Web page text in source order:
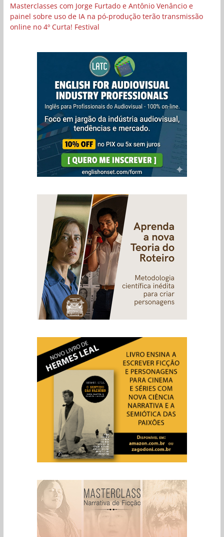
Masterclasses com Jorge Furtado e Antônio Venâncio e
painel sobre uso de IA na pó-produção terão transmissão
online no 4º Curta! Festival